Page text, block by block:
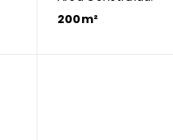
200m²